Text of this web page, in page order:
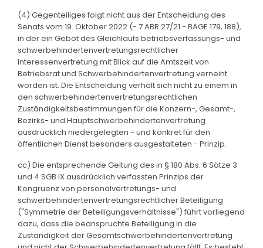
(4) Gegenteiliges folgt nicht aus der Entscheidung des
Senats vom 19. Oktober 2022 (- 7 ABR 27/21 - BAGE 179, 188),
in der ein Gebot des Gleichlaufs betriebsverfassungs- und
schwerbehindertenvertretungsrechtlicher
Interessenvertretung mit Blick auf die Amtszeit von
Betriebsrat und Schwerbehindertenvertretung verneint
worden ist. Die Entscheidung verhält sich nicht zu einem in
den schwerbehindertenvertretungsrechtlichen
Zuständigkeitsbestimmungen für die Konzern-, Gesamt-,
Bezirks- und Hauptschwerbehindertenvertretung
ausdrücklich niedergelegten - und konkret für den
öffentlichen Dienst besonders ausgestalteten - Prinzip.
cc) Die entsprechende Geltung des in § 180 Abs. 6 Sätze 3
und 4 SGB IX ausdrücklich verfassten Prinzips der
Kongruenz von personalvertretungs- und
schwerbehindertenvertretungsrechtlicher Beteiligung
("Symmetrie der Beteiligungsverhältnisse") führt vorliegend
dazu, dass die beanspruchte Beteiligung in die
Zuständigkeit der Gesamtschwerbehindertenvertretung